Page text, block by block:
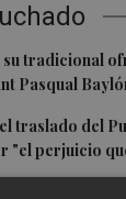
tradicional
Pasqual
traslado del
"el perjuicio